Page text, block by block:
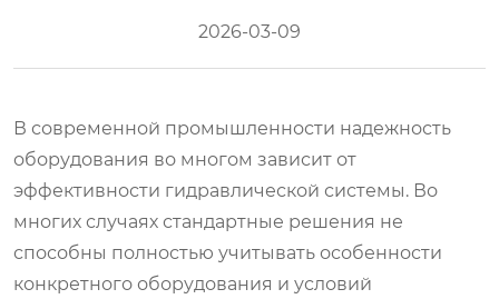
2026-03-09
В современной промышленности надежность
оборудования во многом зависит от
эффективности гидравлической системы. Во
многих случаях стандартные решения не
способны полностью учитывать особенности
конкретного оборудования и условий